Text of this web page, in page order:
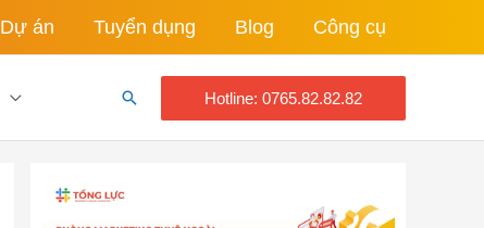
Dự án Tuyển dụng Blog Công cụ
Tìm
Hotline: 0765.82.82.82